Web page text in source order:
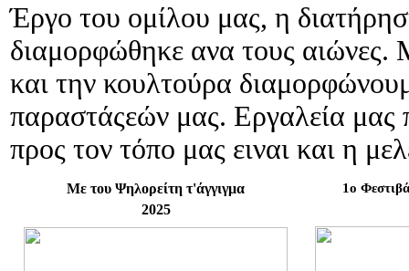
Έργο του ομίλου μας, η
διαμορφώθηκε ανα τους αιώνες.
και την κουλτούρα
παραστάςεών μας. Εργαλεία
προς τον τόπο μας ειναι και η
Mε του Ψηλορείτη τ'άγγιγμα
2025
1ο